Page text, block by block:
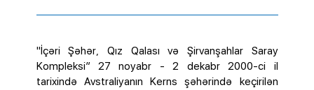
"İçəri Şəhər, Qız Qalası və Şirvanşahlar Saray
Kompleksi” 27 noyabr - 2 dekabr 2000-ci il
tarixində Avstraliyanın Kerns şəhərində keçirilən